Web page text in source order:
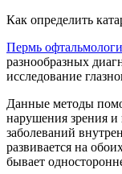
Как определить
Пермь
разнообразных
исследование
Данные методы
нарушения зрения
заболеваний
развивается на
бывает